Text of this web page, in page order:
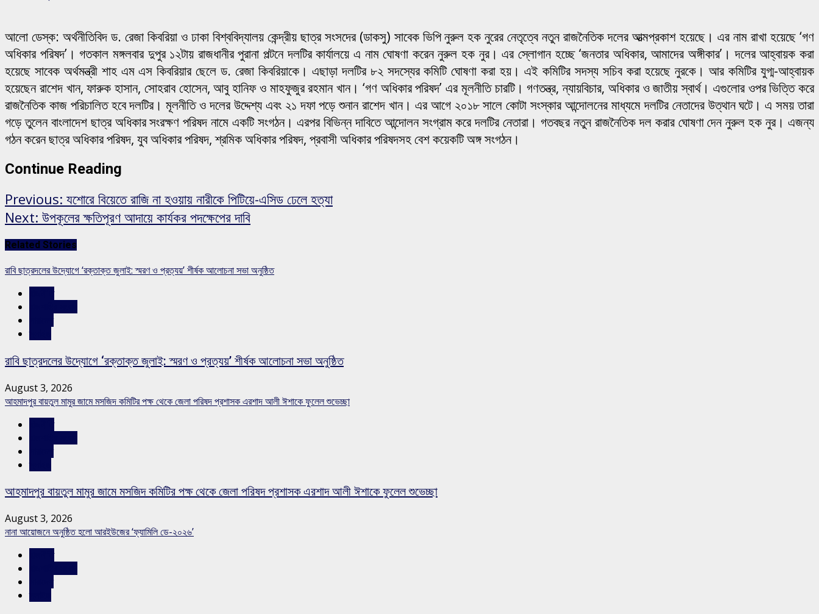
আলো ডেস্ক: অর্থনীতিবিদ ড. রেজা কিবরিয়া ও ঢাকা বিশ্ববিদ্যালয় কেন্দ্রীয় ছাত্র সংসদের (ডাকসু) সাবেক ভিপি নুরুল হক নুরের নেতৃত্বে নতুন রাজনৈতিক দলের আত্মপ্রকাশ হয়েছে। এর নাম রাখা হয়েছে ‘গণ
অধিকার পরিষদ’। গতকাল মঙ্গলবার দুপুর ১২টায় রাজধানীর পুরানা পল্টনে দলটির কার্যালয়ে এ নাম ঘোষণা করেন নুরুল হক নুর। এর স্লোগান হচ্ছে ‘জনতার অধিকার, আমাদের অঙ্গীকার’। দলের আহ্বায়ক করা
হয়েছে সাবেক অর্থমন্ত্রী শাহ এম এস কিবরিয়ার ছেলে ড. রেজা কিবরিয়াকে। এছাড়া দলটির ৮২ সদস্যের কমিটি ঘোষণা করা হয়। এই কমিটির সদস্য সচিব করা হয়েছে নুরকে। আর কমিটির যুগ্ম-আহ্বায়ক
হয়েছেন রাশেদ খান, ফারুক হাসান, সোহরাব হোসেন, আবু হানিফ ও মাহফুজুর রহমান খান। ‘গণ অধিকার পরিষদ’ এর মূলনীতি চারটি। গণতন্ত্র, ন্যায়বিচার, অধিকার ও জাতীয় স্বার্থ। এগুলোর ওপর ভিত্তি করে
রাজনৈতিক কাজ পরিচালিত হবে দলটির। মূলনীতি ও দলের উদ্দেশ্য এবং ২১ দফা পড়ে শুনান রাশেদ খান। এর আগে ২০১৮ সালে কোটা সংস্কার আন্দোলনের মাধ্যমে দলটির নেতাদের উত্থান ঘটে। এ সময় তারা
গড়ে তুলেন বাংলাদেশ ছাত্র অধিকার সংরক্ষণ পরিষদ নামে একটি সংগঠন। এরপর বিভিন্ন দাবিতে আন্দোলন সংগ্রাম করে দলটির নেতারা। গতবছর নতুন রাজনৈতিক দল করার ঘোষণা দেন নুরুল হক নুর। এজন্য
গঠন করেন ছাত্র অধিকার পরিষদ, যুব অধিকার পরিষদ, শ্রমিক অধিকার পরিষদ, প্রবাসী অধিকার পরিষদসহ বেশ কয়েকটি অঙ্গ সংগঠন।
Continue Reading
Previous: যশোরে বিয়েতে রাজি না হওয়ায় নারীকে পিটিয়ে-এসিড ঢেলে হত্যা
Next: উপকূলের ক্ষতিপূরণ আদায়ে কার্যকর পদক্ষেপের দাবি
Related Stories
রাবি ছাত্রদলের উদ্যোগে ‘রক্তাক্ত জুলাই: স্মরণ ও প্রত্যয়’ শীর্ষক আলোচনা সভা অনুষ্ঠিত
রাবি ছাত্রদলের উদ্যোগে ‘রক্তাক্ত জুলাই: স্মরণ ও প্রত্যয়’ শীর্ষক আলোচনা সভা অনুষ্ঠিত
August 3, 2026
আহমাদপুর বায়তুল মামুর জামে মসজিদ কমিটির পক্ষ থেকে জেলা পরিষদ প্রশাসক এরশাদ আলী ঈশাকে ফুলেল শুভেচ্ছা
আহমাদপুর বায়তুল মামুর জামে মসজিদ কমিটির পক্ষ থেকে জেলা পরিষদ প্রশাসক এরশাদ আলী ঈশাকে ফুলেল শুভেচ্ছা
August 3, 2026
নানা আয়োজনে অনুষ্ঠিত হলো আরইউজের ‘ফ্যামিলি ডে-২০২৬’